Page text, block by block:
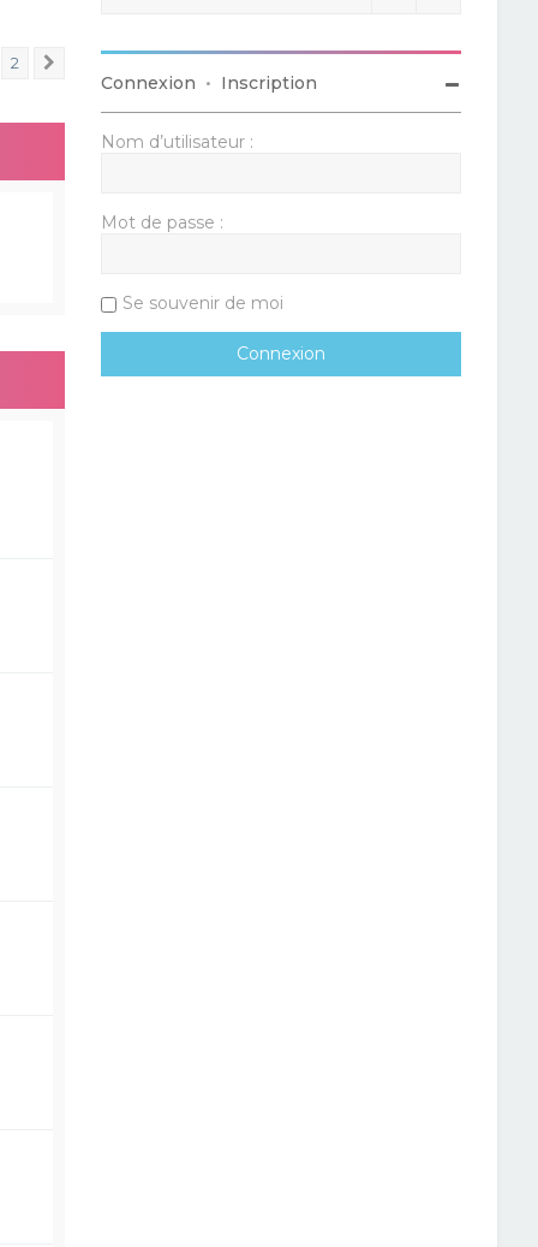
2
Connexion • Inscription
Nom d’utilisateur :
Mot de passe :
Se souvenir de moi